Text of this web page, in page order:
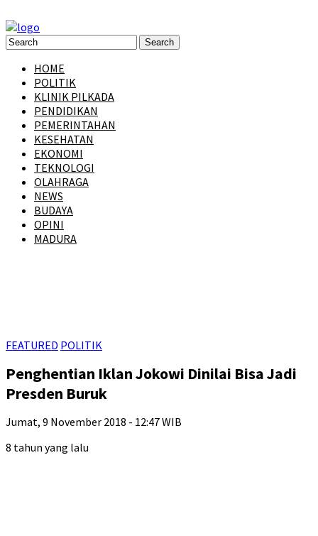
HOME
POLITIK
KLINIK PILKADA
PENDIDIKAN
PEMERINTAHAN
KESEHATAN
EKONOMI
TEKNOLOGI
OLAHRAGA
NEWS
BUDAYA
OPINI
MADURA
FEATURED POLITIK
Penghentian Iklan Jokowi Dinilai Bisa Jadi
Presden Buruk
Jumat, 9 November 2018 - 12:47 WIB
8 tahun yang lalu